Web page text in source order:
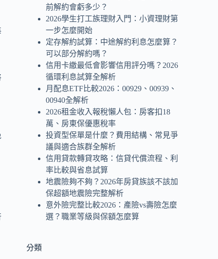
前解約會虧多少？
2026學生打工族理財入門：小資理財第
一步怎麼開始
定存解約試算：中途解約利息怎麼算？
可以部分解約嗎？
信用卡繳最低會影響信用評分嗎？2026
循環利息試算全解析
月配息ETF比較2026：00929、00939、
00940全解析
2026租金收入報稅懶人包：房客扣18
萬、房東保優惠稅率
投資型保單是什麼？費用結構、常見爭
議與適合族群全解析
信用貸款轉貸攻略：信貸代償流程、利
率比較與省息試算
地震險夠不夠？2026年房貸族該不該加
保超額地震險完整解析
意外險完整比較2026：產險vs壽險怎麼
選？職業等級與保額怎麼算
分類